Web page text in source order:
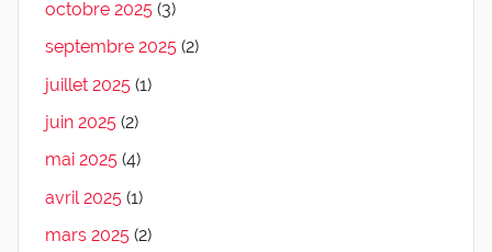
octobre 2025 (3)
septembre 2025 (2)
juillet 2025 (1)
juin 2025 (2)
mai 2025 (4)
avril 2025 (1)
mars 2025 (2)